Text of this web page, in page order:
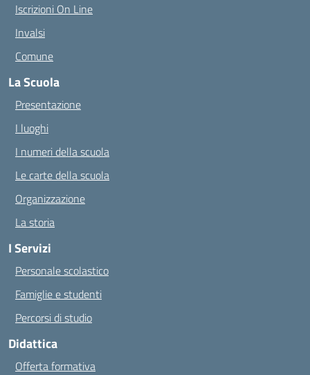
Iscrizioni On Line
Invalsi
Comune
La Scuola
Presentazione
I luoghi
I numeri della scuola
Le carte della scuola
Organizzazione
La storia
I Servizi
Personale scolastico
Famiglie e studenti
Percorsi di studio
Didattica
Offerta formativa